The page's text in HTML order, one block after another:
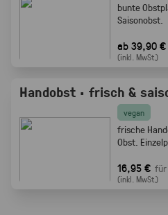
bunte
Saisonobst.
ab 39,90 €
(inkl. MwSt.)
Handobst · frisch &
vegan
frische
Obst.
16,95 € für
(inkl. MwSt.)